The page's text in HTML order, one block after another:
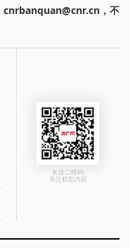
cnrbanquan@cnr.cn，不
长按二维码
关注精彩内容